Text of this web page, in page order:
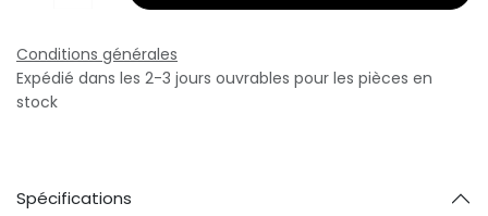
Conditions générales
Expédié dans les 2-3 jours ouvrables pour les pièces en
stock
Spécifications